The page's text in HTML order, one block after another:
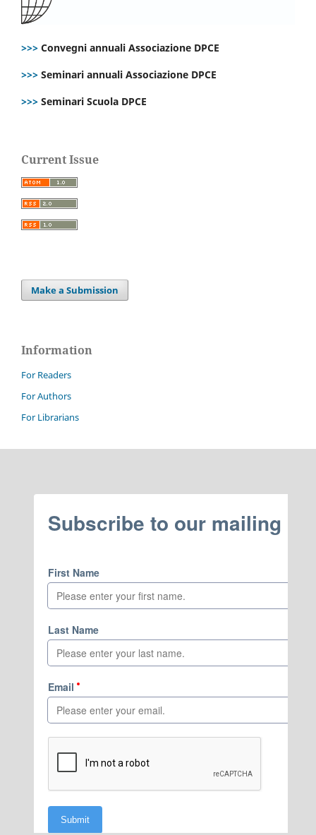
>>> Convegni annuali Associazione DPCE
>>> Seminari annuali Associazione DPCE
>>> Seminari Scuola DPCE
Current Issue
Make a Submission
Information
For Readers
For Authors
For Librarians